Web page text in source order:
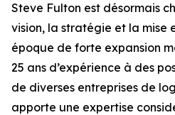
Steve Fulton est désormais
vision, la stratégie et la mise
époque de forte expansion
25 ans d’expérience à des
de diverses entreprises de
apporte une expertise